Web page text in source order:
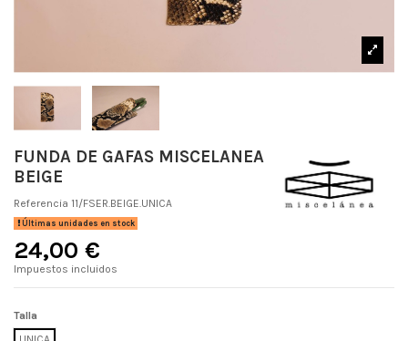
FUNDA DE GAFAS MISCELANEA
BEIGE
Referencia 11/FSER.BEIGE.UNICA
Últimas unidades en stock
24,00 €
Impuestos incluidos
Talla